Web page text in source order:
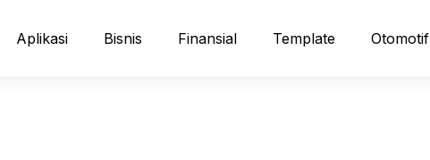
Aplikasi Bisnis Finansial Template Otomotif